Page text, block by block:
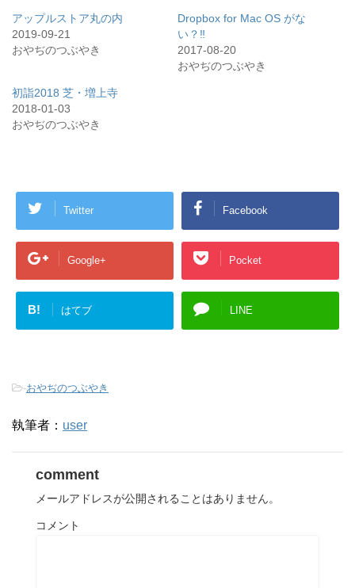
アップルストア丸の内
2019-09-21
おやぢのつぶやき
Dropbox for Mac OS がな
い？‼︎
2017-08-20
おやぢのつぶやき
初詣2018 芝・増上寺
2018-01-03
おやぢのつぶやき
Twitter Facebook
Google+ Pocket
B! はてブ LINE
-おやぢのつぶやき
執筆者： user
comment
メールアドレスが公開されることはありません。
コメント